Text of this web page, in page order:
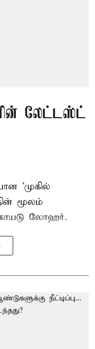
லேட்டஸ்ட்
'முகில்
மூலம்
காயடு லோஹர்.